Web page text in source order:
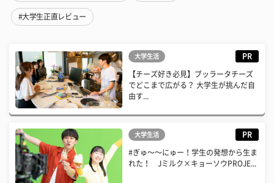
#大学生正直レビュー
大学生活 PR
【チーズ好き必見】ブッラータチーズ
でどこまで広がる？ 大学生が挑んだ自
由す...
大学生活 PR
#ぎゅ〜〜にゅー！学生の発想から生ま
れた！ Jミルク×キョーソウPROJE...